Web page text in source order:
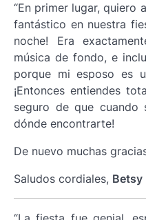
“En primer lugar, quiero
fantástico en nuestra
noche! Era
música de fondo, e
porque mi esposo es
¡Entonces entiendes
seguro de que cuando
dónde encontrarte!
De nuevo muchas
Saludos cordiales, Betsy